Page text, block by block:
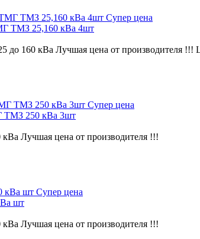
Супер цена
ТМЗ 25,160 кВа 4шт
160 кВа Лучшая цена от производителя !!!
Супер цена
ТМЗ 250 кВа 3шт
Лучшая цена от производителя !!!
Супер цена
шт
Лучшая цена от производителя !!!